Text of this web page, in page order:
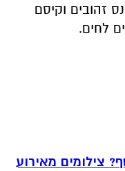
זהובים וקיסם
לחים.
צילומים מאירוע